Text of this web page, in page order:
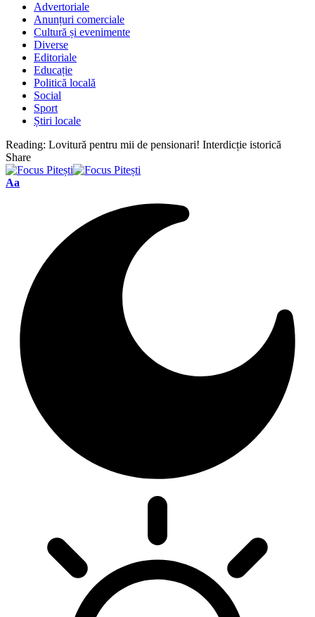
Advertoriale
Anunțuri comerciale
Cultură și evenimente
Diverse
Editoriale
Educație
Politică locală
Social
Sport
Știri locale
Reading: Lovitură pentru mii de pensionari! Interdicție istorică
Share
Font
Aa